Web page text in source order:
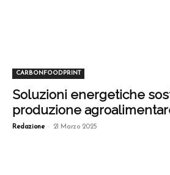
CARBONFOODPRINT
Soluzioni energetiche
produzione
Redazione - 21 Marzo 2025